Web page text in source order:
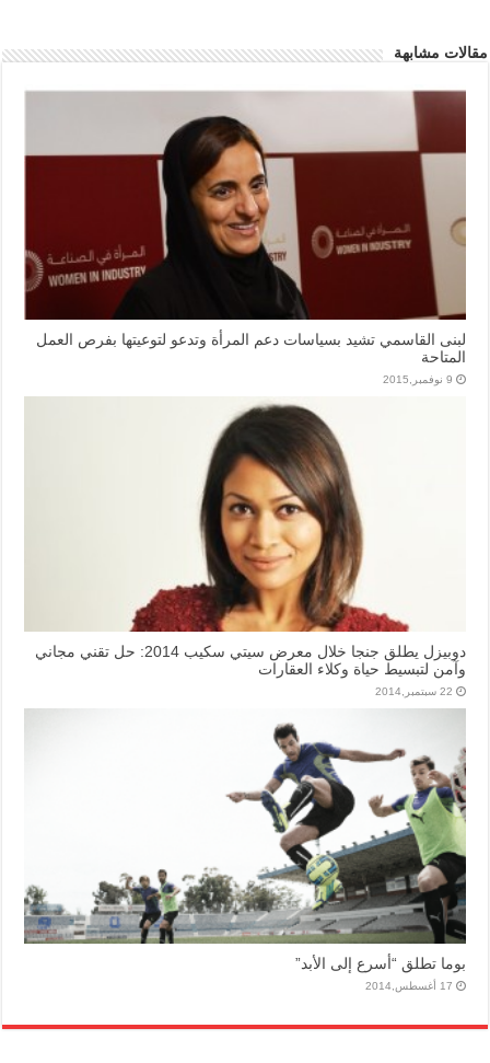
مقالات مشابهة
لبنى القاسمي تشيد بسياسات دعم المرأة وتدعو لتوعيتها بفرص العمل
المتاحة
9 نوفمبر,2015
دوبيزل يطلق جنجا خلال معرض سيتي سكيب 2014: حل تقني مجاني
وآمن لتبسيط حياة وكلاء العقارات
22 سبتمبر,2014
بوما تطلق “أسرع إلى الأبد”
17 أغسطس,2014